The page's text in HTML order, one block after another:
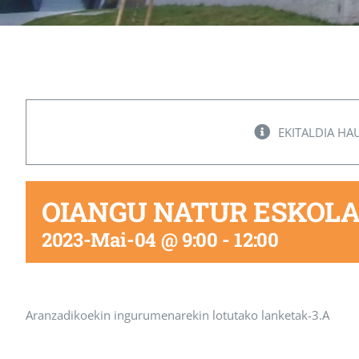
EKITALDIA
OIANGU NATUR
2023-Mai-04 @ 9:00 -12:00
Aranzadikoekin ingurumenarekin lotutako lanketak-3.A